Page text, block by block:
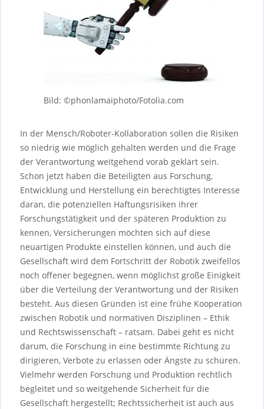
Bild: ©phonlamaiphoto/Fotolia.com
In der Mensch/Roboter-Kollaboration sollen die Risiken
so niedrig wie möglich gehalten werden und die Frage
der Verantwortung weitgehend vorab geklärt sein.
Schon jetzt haben die Beteiligten aus Forschung,
Entwicklung und Herstellung ein berechtigtes Interesse
daran, die potenziellen Haftungsrisiken ihrer
Forschungstätigkeit und der späteren Produktion zu
kennen, Versicherungen möchten sich auf diese
neuartigen Produkte einstellen können, und auch die
Gesellschaft wird dem Fortschritt der Robotik zweifellos
noch offener begegnen, wenn möglichst große Einigkeit
über die Verteilung der Verantwortung und der Risiken
besteht. Aus diesen Gründen ist eine frühe Kooperation
zwischen Robotik und normativen Disziplinen – Ethik
und Rechtswissenschaft – ratsam. Dabei geht es nicht
darum, die Forschung in eine bestimmte Richtung zu
dirigieren, Verbote zu erlassen oder Ängste zu schüren.
Vielmehr werden Forschung und Produktion rechtlich
begleitet und so weitgehende Sicherheit für die
Gesellschaft hergestellt; Rechtssicherheit ist auch aus